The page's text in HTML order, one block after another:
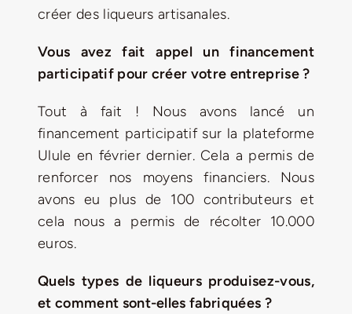
créer des liqueurs artisanales.
Vous avez fait appel un financement
participatif pour créer votre entreprise ?
Tout à fait ! Nous avons lancé un
financement participatif sur la plateforme
Ulule en février dernier. Cela a permis de
renforcer nos moyens financiers. Nous
avons eu plus de 100 contributeurs et
cela nous a permis de récolter 10.000
euros.
Quels types de liqueurs produisez-vous,
et comment sont-elles fabriquées ?